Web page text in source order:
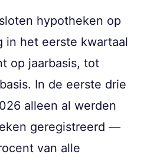
hypotheken op
in het eerste kwartaal
op jaarbasis, tot
In de eerste drie
alleen al werden
geregistreerd —
van alle